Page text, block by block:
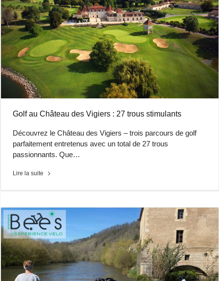
Golf au Château des Vigiers : 27 trous stimulants
Découvrez le Château des Vigiers – trois parcours de golf
parfaitement entretenus avec un total de 27 trous
passionnants. Que…
Lire la suite